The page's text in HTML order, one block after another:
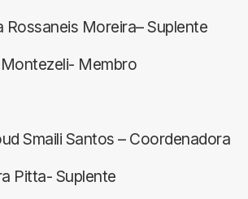
Rossaneis Moreira– Suplente
Membro
Smaili Santos – Coordenadora
Pitta- Suplente